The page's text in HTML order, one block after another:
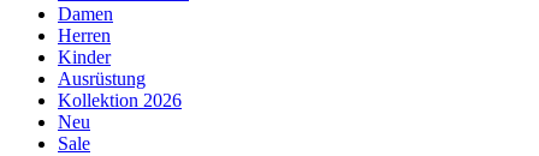
Damen
Herren
Kinder
Ausrüstung
Kollektion 2026
Neu
Sale